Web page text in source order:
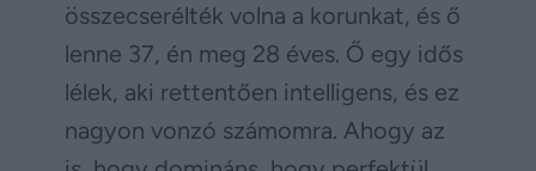
összecserélték volna a korunkat, és ő
lenne 37, én meg 28 éves. Ő egy idős
lélek, aki rettentően intelligens, és ez
nagyon vonzó számomra. Ahogy az